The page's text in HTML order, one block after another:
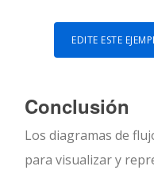
EDITE ESTE
Conclusión
Los diagramas de
para visualizar y